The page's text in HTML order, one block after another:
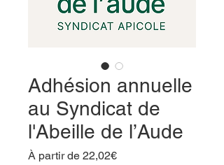
Adhésion annuelle
au Syndicat de
l'Abeille de l’Aude
À partir de 22,02€Prix